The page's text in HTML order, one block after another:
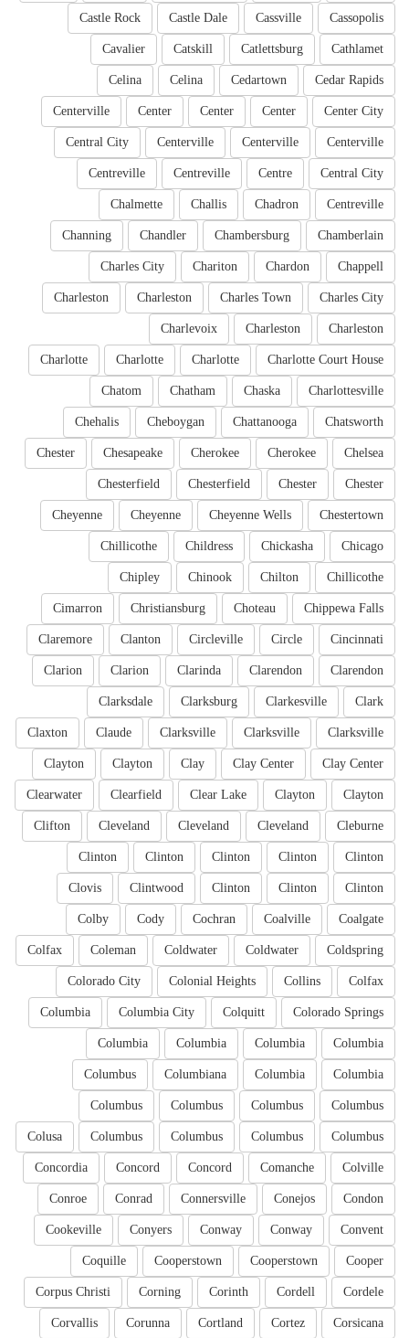
Cassopolis
Cassville
Castle Dale
Castle Rock
Cathlamet
Catlettsburg
Catskill
Cavalier
Cedar Rapids
Cedartown
Celina
Celina
Center City
Center
Center
Center
Centerville
Centerville
Centerville
Centerville
Central City
Central City
Centre
Centreville
Centreville
Centreville
Chadron
Challis
Chalmette
Chamberlain
Chambersburg
Chandler
Channing
Chappell
Chardon
Chariton
Charles City
Charles City
Charles Town
Charleston
Charleston
Charleston
Charleston
Charlevoix
Charlotte Court House
Charlotte
Charlotte
Charlotte
Charlottesville
Chaska
Chatham
Chatom
Chatsworth
Chattanooga
Cheboygan
Chehalis
Chelsea
Cherokee
Cherokee
Chesapeake
Chester
Chester
Chester
Chesterfield
Chesterfield
Chestertown
Cheyenne Wells
Cheyenne
Cheyenne
Chicago
Chickasha
Childress
Chillicothe
Chillicothe
Chilton
Chinook
Chipley
Chippewa Falls
Choteau
Christiansburg
Cimarron
Cincinnati
Circle
Circleville
Clanton
Claremore
Clarendon
Clarendon
Clarinda
Clarion
Clarion
Clark
Clarkesville
Clarksburg
Clarksdale
Clarksville
Clarksville
Clarksville
Claude
Claxton
Clay Center
Clay Center
Clay
Clayton
Clayton
Clayton
Clayton
Clear Lake
Clearfield
Clearwater
Cleburne
Cleveland
Cleveland
Cleveland
Clifton
Clinton
Clinton
Clinton
Clinton
Clinton
Clinton
Clinton
Clinton
Clintwood
Clovis
Coalgate
Coalville
Cochran
Cody
Colby
Coldspring
Coldwater
Coldwater
Coleman
Colfax
Colfax
Collins
Colonial Heights
Colorado City
Colorado Springs
Colquitt
Columbia City
Columbia
Columbia
Columbia
Columbia
Columbia
Columbia
Columbia
Columbiana
Columbus
Columbus
Columbus
Columbus
Columbus
Columbus
Columbus
Columbus
Columbus
Colusa
Colville
Comanche
Concord
Concord
Concordia
Condon
Conejos
Connersville
Conrad
Conroe
Convent
Conway
Conway
Conyers
Cookeville
Cooper
Cooperstown
Cooperstown
Coquille
Cordele
Cordell
Corinth
Corning
Corpus Christi
Corsicana
Cortez
Cortland
Corunna
Corvallis